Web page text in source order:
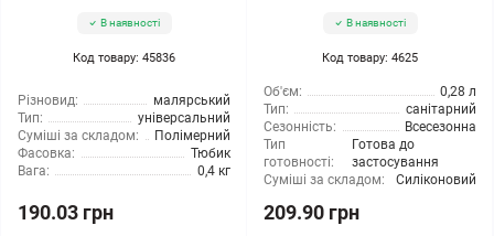
В наявності
Код товару: 45836
Різновид:
малярський
Тип:
універсальний
Суміші за складом:
Полімерний
Фасовка:
Тюбик
Вага:
0,4 кг
190.03 грн
В наявності
Код товару: 4625
Об'єм:
0,28 л
Тип:
санітарний
Сезонність:
Всесезонна
Тип
готовності:
Готова до
застосування
Суміші за складом:
Силіконовий
209.90 грн